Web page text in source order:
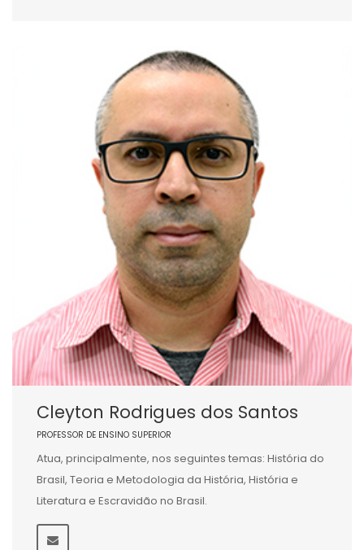
Cleyton Rodrigues dos Santos
PROFESSOR DE ENSINO SUPERIOR
Atua, principalmente, nos seguintes temas: História do
Brasil, Teoria e Metodologia da História, História e
Literatura e Escravidão no Brasil.